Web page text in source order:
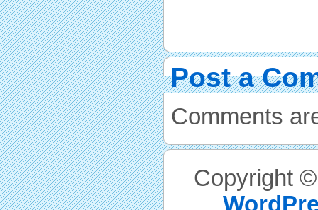
Post a
Comments
Copyright